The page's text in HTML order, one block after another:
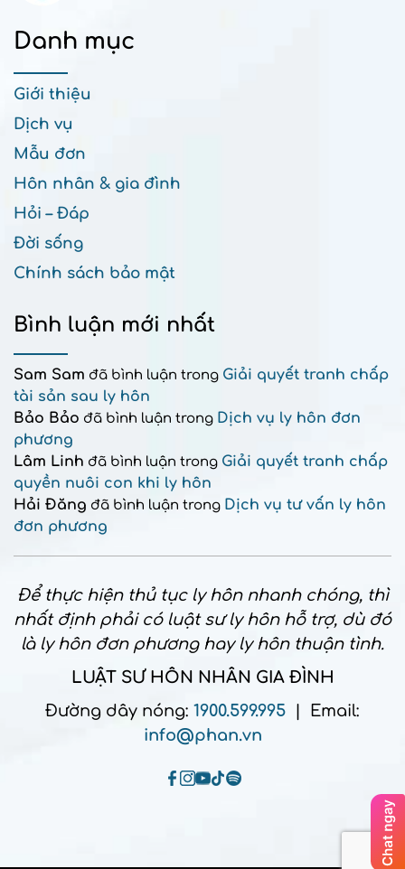
Danh mục
Giới thiệu
Dịch vụ
Mẫu đơn
Hôn nhân & gia đình
Hỏi – Đáp
Đời sống
Chính sách bảo mật
Bình luận mới nhất
Sam Sam đã bình luận trong Giải quyết tranh chấp
tài sản sau ly hôn
Bảo Bảo đã bình luận trong Dịch vụ ly hôn đơn
phương
Lâm Linh đã bình luận trong Giải quyết tranh chấp
quyền nuôi con khi ly hôn
Hải Đăng đã bình luận trong Dịch vụ tư vấn ly hôn
đơn phương
Để thực hiện thủ tục ly hôn nhanh chóng, thì
nhất định phải có luật sư ly hôn hỗ trợ, dù đó
là ly hôn đơn phương hay ly hôn thuận tình.
LUẬT SƯ HÔN NHÂN GIA ĐÌNH
Đường dây nóng: 1900.599.995 | Email:
info@phan.vn